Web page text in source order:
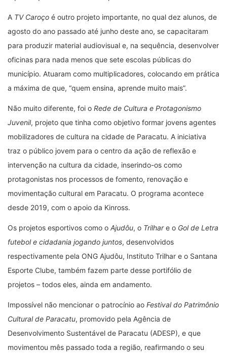
A TV Caroço é outro projeto importante, no qual dez alunos, de
agosto do ano passado até junho deste ano, se capacitaram
para produzir material audiovisual e, na sequência, desenvolver
oficinas para nada menos que sete escolas públicas do
município. Atuaram como multiplicadores, colocando em prática
a máxima de que, “quem ensina, aprende muito mais”.
Não muito diferente, foi o Rede de Cultura e Protagonismo
Juvenil, projeto que tinha como objetivo formar jovens agentes
mobilizadores de cultura na cidade de Paracatu. A iniciativa
traz o público jovem para o centro da ação de reflexão e
intervenção na cultura da cidade, inserindo-os como
protagonistas nos processos de fomento, renovação e
movimentação cultural em Paracatu. O programa acontece
desde 2019, com o apoio da Kinross.
Os projetos esportivos como o Ajudôu, o Trilhare o Gol de Letra
futebol e cidadania jogando juntos, desenvolvidos
respectivamente pela ONG Ajudôu, Instituto Trilhar e o Santana
Esporte Clube, também fazem parte desse portifólio de
projetos – todos eles, ainda em andamento.
Impossível não mencionar o patrocínio ao Festival do Patrimônio
Cultural de Paracatu, promovido pela Agência de
Desenvolvimento Sustentável de Paracatu (ADESP), e que
movimentou mês passado toda a região, reafirmando o seu